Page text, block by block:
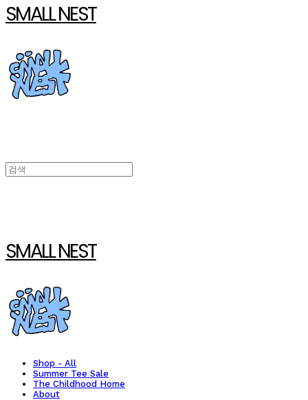
SMALL NEST
SMALL NEST
Shop - All
Summer Tee Sale
The Childhood Home
About